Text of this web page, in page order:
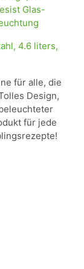
4.6 liters,
für alle, die
Design,
für jede